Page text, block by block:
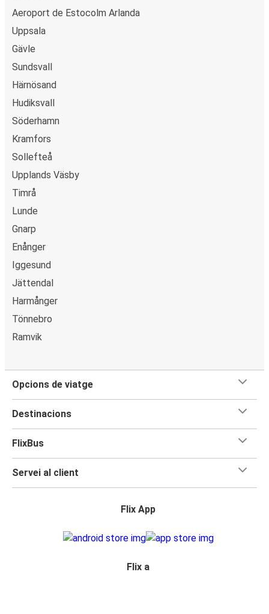
Aeroport de Estocolm Arlanda
Uppsala
Gävle
Sundsvall
Härnösand
Hudiksvall
Söderhamn
Kramfors
Sollefteå
Upplands Väsby
Timrå
Lunde
Gnarp
Enånger
Iggesund
Jättendal
Harmånger
Tönnebro
Ramvik
Opcions de viatge
Destinacions
FlixBus
Servei al client
Flix App
Flix a